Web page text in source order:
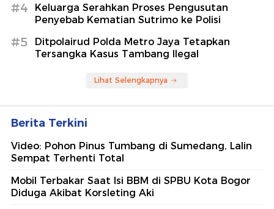
#4
Keluarga Serahkan Proses Pengusutan
Penyebab Kematian Sutrimo ke Polisi
#5
Ditpolairud Polda Metro Jaya Tetapkan
Tersangka Kasus Tambang Ilegal
Lihat Selengkapnya
Berita Terkini
Video: Pohon Pinus Tumbang di Sumedang, Lalin
Sempat Terhenti Total
Mobil Terbakar Saat Isi BBM di SPBU Kota Bogor
Diduga Akibat Korsleting Aki